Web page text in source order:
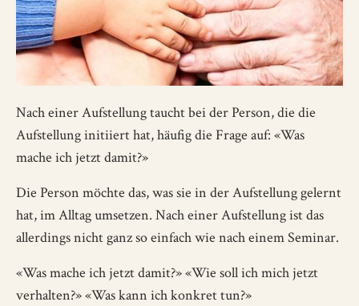
Nach einer Aufstellung taucht bei der Person, die die
Aufstellung initiiert hat, häufig die Frage auf: «Was
mache ich jetzt damit?»
Die Person möchte das, was sie in der Aufstellung gelernt
hat, im Alltag umsetzen. Nach einer Aufstellung ist das
allerdings nicht ganz so einfach wie nach einem Seminar.
«Was mache ich jetzt damit?» «Wie soll ich mich jetzt
verhalten?» «Was kann ich konkret tun?»